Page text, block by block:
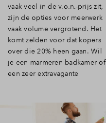
vaak veel in de v.o.n.-prijs zit,
zijn de opties voor meerwerk
vaak volume vergrotend. Het
komt zelden voor dat kopers
over die 20% heen gaan. Wil
je een marmeren badkamer of
een zeer extravagante
doen, want het is niet reëel of
dit waarde is die je direct
terugkrijgt. Wat je leent, moet
waarde hebben. En om die
reden wordt dus wat kritischer
gekeken naar alles wat niet